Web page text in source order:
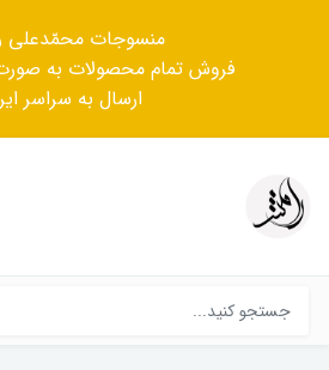
منسوجات محمّدعلی
فروش تمام محصولات به
ارسال به سراسر